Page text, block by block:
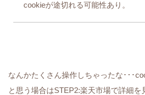
cookieが途切れる可能性あり。
なんかたくさん操作しちゃったな･･･
と思う場合はSTEP2:楽天市場で詳細